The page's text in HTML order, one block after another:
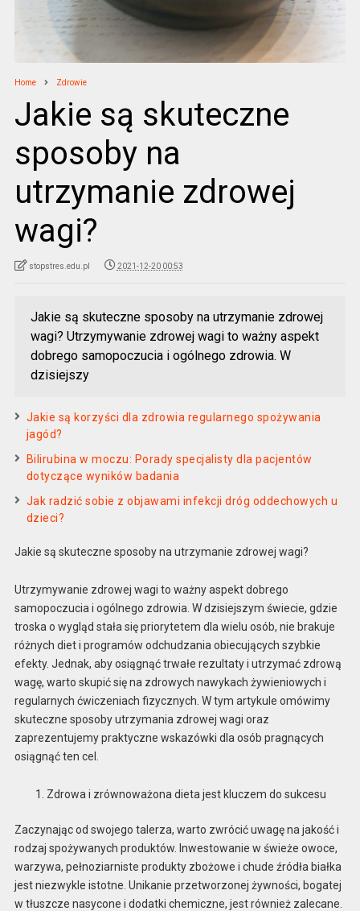
Home Zdrowie
Jakie są skuteczne
sposoby na
utrzymanie zdrowej
wagi?
stopstres.edu.pl 2021-12-20 00:53
Jakie są skuteczne sposoby na utrzymanie zdrowej
wagi? Utrzymywanie zdrowej wagi to ważny aspekt
dobrego samopoczucia i ogólnego zdrowia. W
dzisiejszy
Jakie są korzyści dla zdrowia regularnego spożywania
jagód?
Bilirubina w moczu: Porady specjalisty dla pacjentów
dotyczące wyników badania
Jak radzić sobie z objawami infekcji dróg oddechowych u
dzieci?
Jakie są skuteczne sposoby na utrzymanie zdrowej wagi?
Utrzymywanie zdrowej wagi to ważny aspekt dobrego
samopoczucia i ogólnego zdrowia. W dzisiejszym świecie, gdzie
troska o wygląd stała się priorytetem dla wielu osób, nie brakuje
różnych diet i programów odchudzania obiecujących szybkie
efekty. Jednak, aby osiągnąć trwałe rezultaty i utrzymać zdrową
wagę, warto skupić się na zdrowych nawykach żywieniowych i
regularnych ćwiczeniach fizycznych. W tym artykule omówimy
skuteczne sposoby utrzymania zdrowej wagi oraz
zaprezentujemy praktyczne wskazówki dla osób pragnących
osiągnąć ten cel.
Zdrowa i zrównoważona dieta jest kluczem do sukcesu
Zaczynając od swojego talerza, warto zwrócić uwagę na jakość i
rodzaj spożywanych produktów. Inwestowanie w świeże owoce,
warzywa, pełnoziarniste produkty zbożowe i chude źródła białka
jest niezwykle istotne. Unikanie przetworzonej żywności, bogatej
w tłuszcze nasycone i dodatki chemiczne, jest również zalecane.